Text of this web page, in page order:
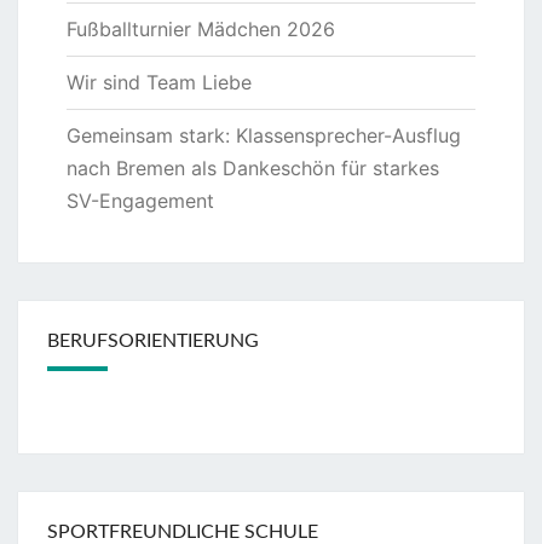
Fußballturnier Mädchen 2026
Wir sind Team Liebe
Gemeinsam stark: Klassensprecher-Ausflug
nach Bremen als Dankeschön für starkes
SV-Engagement
BERUFSORIENTIERUNG
SPORTFREUNDLICHE SCHULE